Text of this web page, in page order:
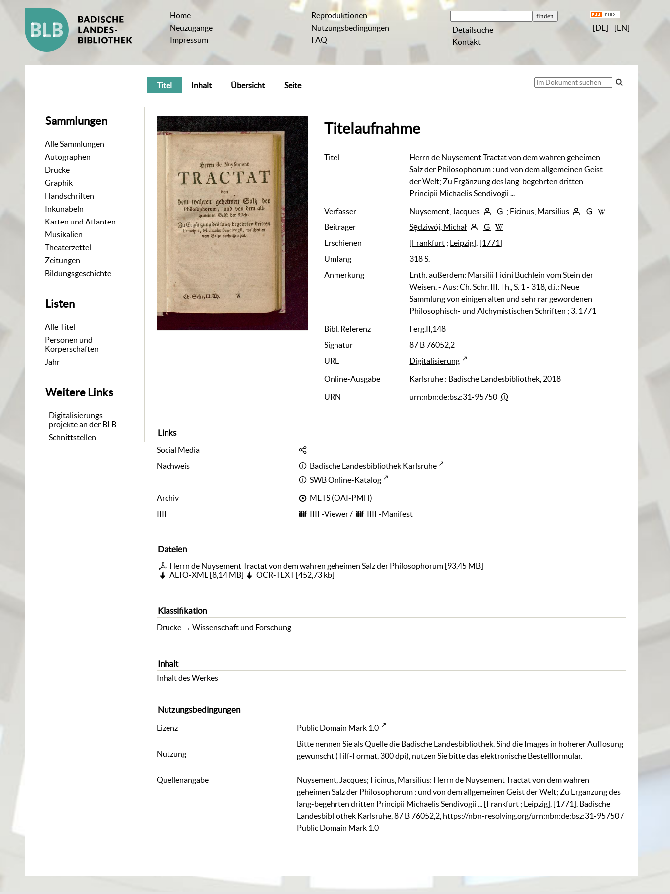
Home
Neuzugänge
Impressum
Reproduktionen
Nutzungsbedingungen
FAQ
Detailsuche
Kontakt
[DE] [EN]
Sammlungen
Alle Sammlungen
Autographen
Drucke
Graphik
Handschriften
Inkunabeln
Karten und Atlanten
Musikalien
Theaterzettel
Zeitungen
Bildungsgeschichte
Listen
Alle Titel
Personen und
Körperschaften
Jahr
Weitere Links
Digitalisierungs-
projekte an der BLB
Schnittstellen
Titel Inhalt Übersicht Seite
Titelaufnahme
Titel
Herrn de Nuysement Tractat von dem wahren geheimen
Salz der Philosophorum : und von dem allgemeinen Geist
der Welt; Zu Ergänzung des lang-begehrten dritten
Principii Michaelis Sendivogii ...
Verfasser
Nuysement, Jacques ; Ficinus, Marsilius
Beiträger
Se̜dziwój, Michał
Erschienen
[Frankfurt ; Leipzig] [1771]
Umfang
318 S.
Anmerkung
Enth. außerdem: Marsilii Ficini Büchlein vom Stein der
Weisen. - Aus: Ch. Schr. III. Th., S. 1 - 318, d.i.: Neue
Sammlung von einigen alten und sehr rar gewordenen
Philosophisch- und Alchymistischen Schriften ; 3. 1771
Bibl. Referenz
Ferg.II,148
Signatur
87 B 76052,2
URL
Digitalisierung
Online-Ausgabe
Karlsruhe : Badische Landesbibliothek, 2018
URN
urn:nbn:de:bsz:31-95750
Links
Social Media
Nachweis
Badische Landesbibliothek Karlsruhe
SWB Online-Katalog
Archiv
METS (OAI-PMH)
IIIF
IIIF-Viewer/ IIIF-Manifest
Dateien
Herrn de Nuysement Tractat von dem wahren geheimen Salz der Philosophorum[93,45 MB]
ALTO-XML [8,14 MB] OCR-TEXT[452,73 kb]
Klassifikation
Drucke →Wissenschaft und Forschung
Inhalt
Inhalt des Werkes
Nutzungsbedingungen
Lizenz Public Domain Mark 1.0
Nutzung
Bitte nennen Sie als Quelle die Badische Landesbibliothek. Sind die Images in höherer Auflösung
gewünscht (Tiff-Format, 300 dpi), nutzen Sie bitte daselektronische Bestellformular.
Quellenangabe
Nuysement, Jacques; Ficinus, Marsilius: Herrn de Nuysement Tractat von dem wahren
geheimen Salz der Philosophorum : und von dem allgemeinen Geist der Welt; Zu Ergänzung des
lang-begehrten dritten Principii Michaelis Sendivogii ... [Frankfurt ; Leipzig], [1771]. Badische
Landesbibliothek Karlsruhe,87 B 76052,2 https://nbn-resolving.org/urn:nbn:de:bsz:31-95750/
Public Domain Mark 1.0